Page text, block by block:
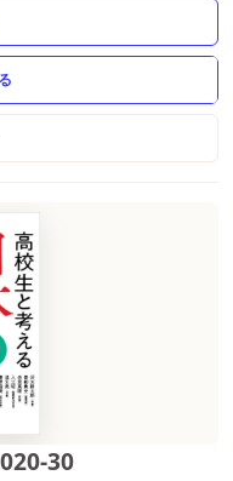
ラクまで。
30